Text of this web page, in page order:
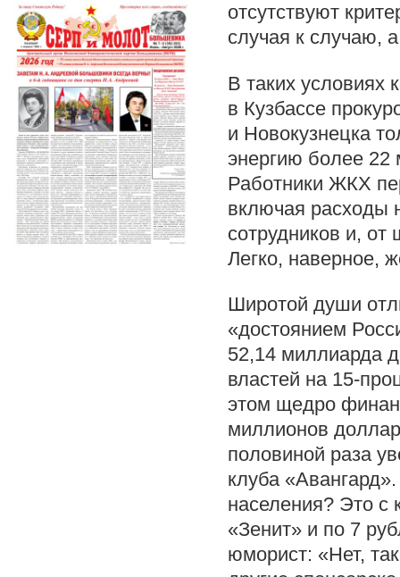
отсутствуют
случая к случаю,
В таких условиях
в Кузбассе
и Новокузнецка
энергию более 22
Работники ЖКХ
включая расходы
сотрудников и, от
Легко, наверное,
Широтой души
«достоянием
52,14 миллиарда
властей на 15-
этом щедро
миллионов
половиной раза
клуба
населения? Это с
«Зенит» и по 7
юморист: «Нет,